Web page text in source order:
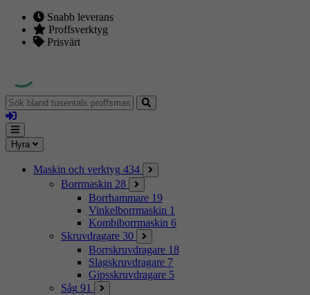
Snabb leverans
Proffsverktyg
Prisvärt
Sök
bland
tusentals
proffsmaskiner
Logga
in
Mina
sidor
Meny
Hyra
Maskin och verktyg 434
Borrmaskin 28
Borrhammare 19
Vinkelborrmaskin 1
Kombiborrmaskin 6
Skruvdragare 30
Borrskruvdragare 18
Slagskruvdragare 7
Gipsskruvdragare 5
Såg 91